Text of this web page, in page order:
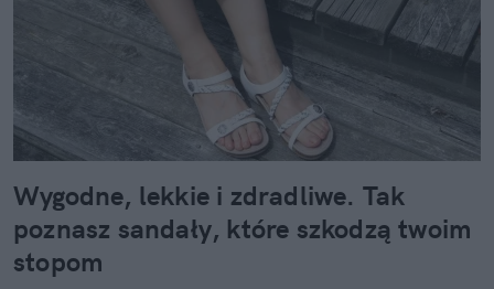
Wygodne, lekkie i zdradliwe. Tak
poznasz sandały, które szkodzą twoim
stopom